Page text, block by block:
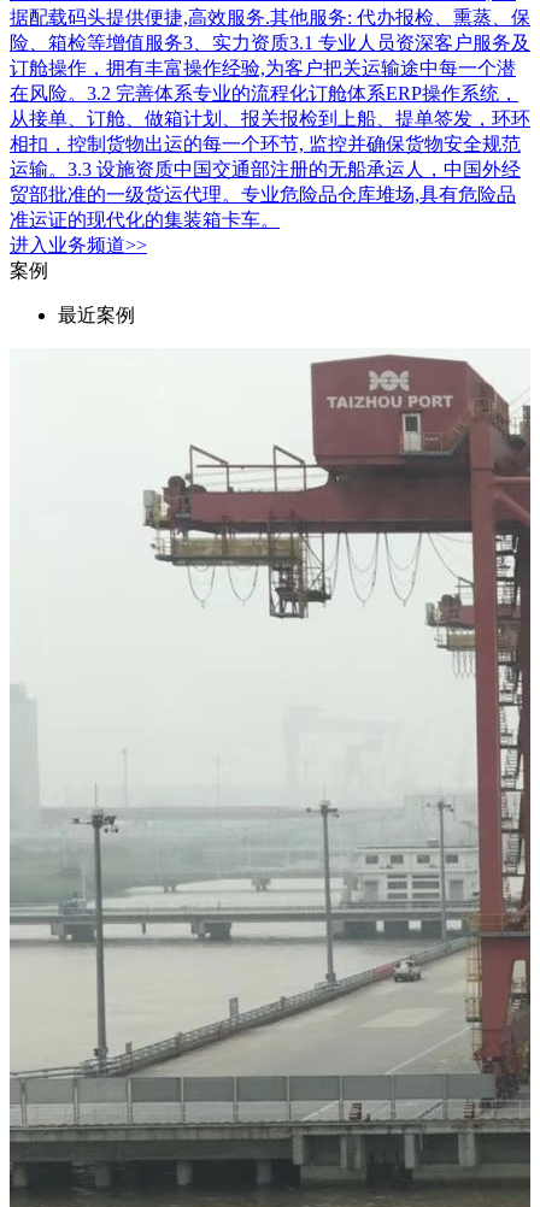
据配载码头提供便捷,高效服务.其他服务: 代办报检、熏蒸、保
险、箱检等增值服务3、实力资质3.1 专业人员资深客户服务及
订舱操作，拥有丰富操作经验,为客户把关运输途中每一个潜
在风险。3.2 完善体系专业的流程化订舱体系ERP操作系统，
从接单、订舱、做箱计划、报关报检到上船、提单签发，环环
相扣，控制货物出运的每一个环节, 监控并确保货物安全规范
运输。3.3 设施资质中国交通部注册的无船承运人，中国外经
贸部批准的一级货运代理。专业危险品仓库堆场,具有危险品
准运证的现代化的集装箱卡车。
进入 业务频道>>
案例
最近案例